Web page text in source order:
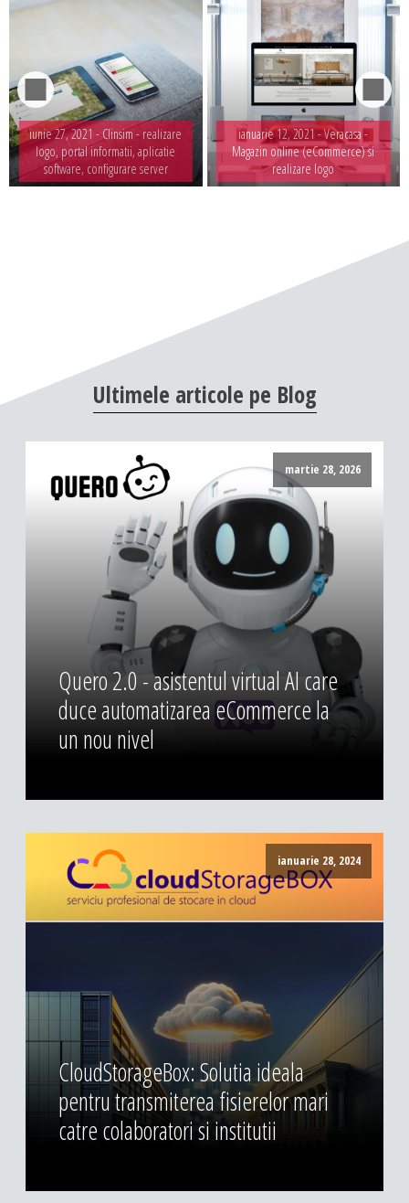
iunie 27, 2021 - Clinsim - realizare
logo, portal informatii, aplicatie
software, configurare server
ianuarie 12, 2021 -Veracasa -
Magazin online (eCommerce) si
realizare logo
Ultimele articole pe Blog
martie 28, 2026
Quero 2.0 - asistentul virtual AI care
duce automatizarea eCommerce la
un nou nivel
ianuarie 28, 2024
CloudStorageBox: Solutia ideala
pentru transmiterea fisierelor mari
catre colaboratori si institutii